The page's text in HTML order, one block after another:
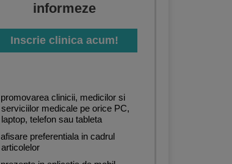
informeze
Inscrie clinica acum!
promovarea clinicii, medicilor si
serviciilor medicale pe orice PC,
laptop, telefon sau tableta
afisare preferentiala in cadrul
articolelor